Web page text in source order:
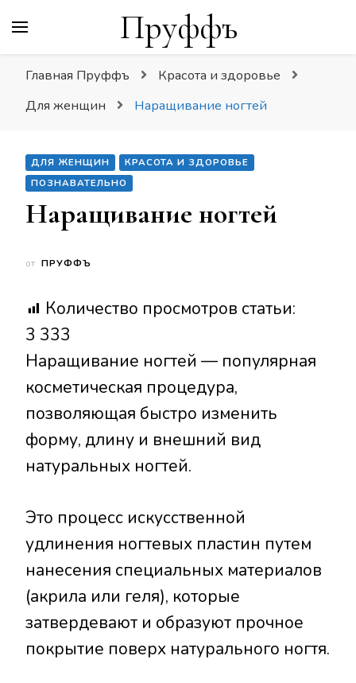
Пруффъ
Главная Пруффъ
Красота и здоровье
Для женщин
Наращивание ногтей
ДЛЯ ЖЕНЩИН
КРАСОТА И ЗДОРОВЬЕ
ПОЗНАВАТЕЛЬНО
Наращивание ногтей
от ПРУФФЪ
Количество просмотров статьи:
3 333
Наращивание ногтей — популярная
косметическая процедура,
позволяющая быстро изменить
форму, длину и внешний вид
натуральных ногтей.
Это процесс искусственной
удлинения ногтевых пластин путем
нанесения специальных материалов
(акрила или геля), которые
затвердевают и образуют прочное
покрытие поверх натурального ногтя.